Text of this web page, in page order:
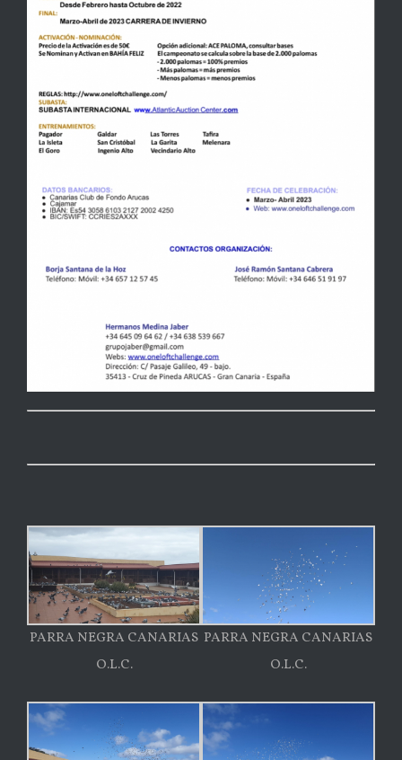
PARRA NEGRA CANARIAS
O.L.C.
PARRA NEGRA CANARIAS
O.L.C.